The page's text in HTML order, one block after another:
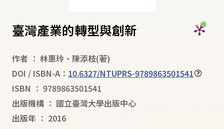
臺灣產業的轉型與創新
作者 ： 林惠玲 、 陳添枝(著)
DOI / ISBN-A： 10.6327/NTUPRS-9789863501541
ISBN ： 9789863501541
出版機構 ： 國立臺灣大學出版中心
出版年 ： 2016